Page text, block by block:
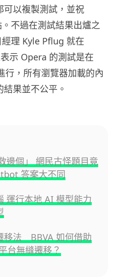
可以複製測試，並祝
不過在測試結果出爐之
理 Kyle Pflug 就在
示 Opera 的測試是在
，所有瀏覽器加載的內
果並不公平。
邊個」 網民古怪題目竟
答案大不同
運行本地 AI 模型能力
移法 BBVA 如何借助
台無縫遷移？